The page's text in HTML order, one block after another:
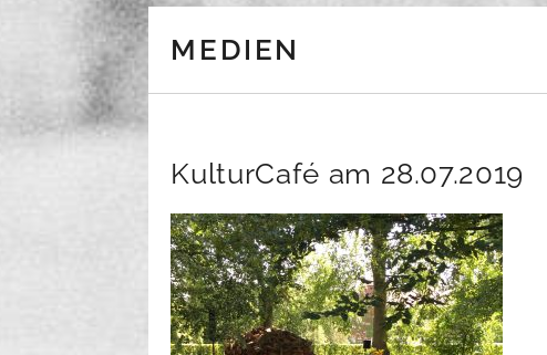
MEDIEN
KulturCafé am 28.07.2019